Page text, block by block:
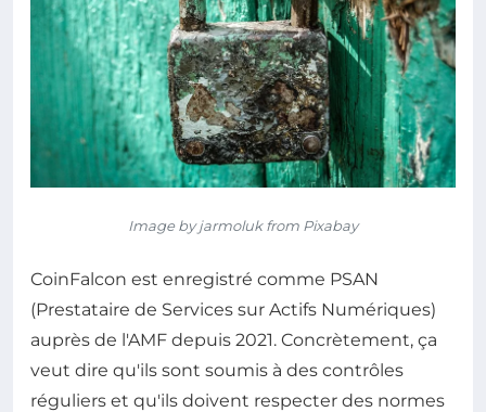
Image by jarmoluk from Pixabay
CoinFalcon est enregistré comme PSAN
(Prestataire de Services sur Actifs Numériques)
auprès de l'AMF depuis 2021. Concrètement, ça
veut dire qu'ils sont soumis à des contrôles
réguliers et qu'ils doivent respecter des normes